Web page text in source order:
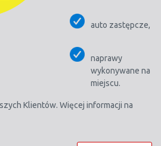
auto zastępcze,
naprawy
wykonywane na
miejscu.
Klientów. Więcej informacji na